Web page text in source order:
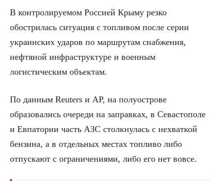
В контролируемом Россией Крыму резко
обострилась ситуация с топливом после серии
украинских ударов по маршрутам снабжения,
нефтяной инфраструктуре и военным
логистическим объектам.
По данным Reuters и AP, на полуострове
образовались очереди на заправках, в Севастополе
и Евпатории часть АЗС столкнулась с нехваткой
бензина, а в отдельных местах топливо либо
отпускают с ограничениями, либо его нет вовсе.